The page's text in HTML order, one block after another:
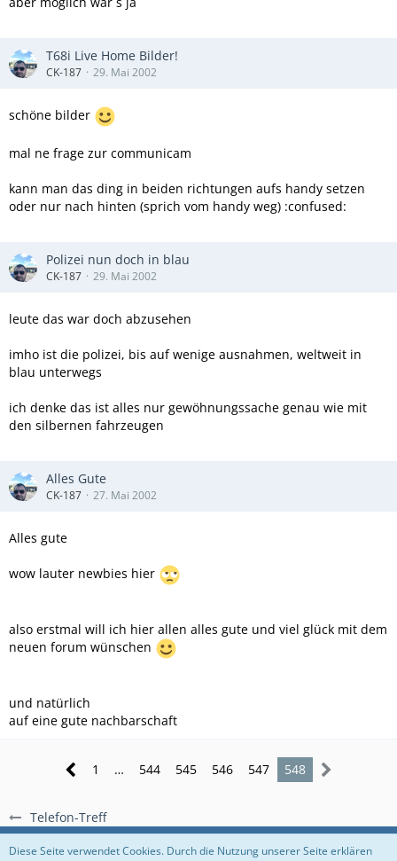
Telefon-Treff
T68i Live Home Bilder!
CK-187 29. Mai 2002
schöne bilder
mal ne frage zur communicam
kann man das ding in beiden richtungen aufs handy setzen
oder nur nach hinten (sprich vom handy weg) :confused:
Polizei nun doch in blau
CK-187 29. Mai 2002
leute das war doch abzusehen
imho ist die polizei, bis auf wenige ausnahmen, weltweit in
blau unterwegs
ich denke das ist alles nur gewöhnungssache genau wie mit
den silbernen fahrzeugen
Alles Gute
CK-187 27. Mai 2002
Alles gute
wow lauter newbies hier
also erstmal will ich hier allen alles gute und viel glück mit dem
neuen forum wünschen
und natürlich
auf eine gute nachbarschaft
1 … 544 545 546 547 548
Regeln Datenschutzerklärung Impressum
Diese Seite verwendet Cookies. Durch die Nutzung unserer Seite erklären